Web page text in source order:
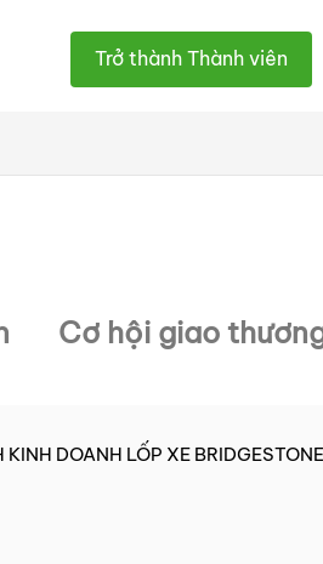
Trở thành Thành viên
Cơ hội giao
DOANH LỐP XE